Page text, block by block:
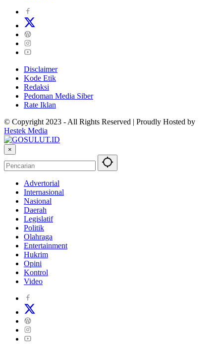
Disclaimer
Kode Etik
Redaksi
Pedoman Media Siber
Rate Iklan
© Copyright 2023 - All Rights Reserved | Proudly Hosted by
Hestek Media
×
Advertorial
Internasional
Nasional
Daerah
Legislatif
Politik
Olahraga
Entertainment
Hukrim
Opini
Kontrol
Video